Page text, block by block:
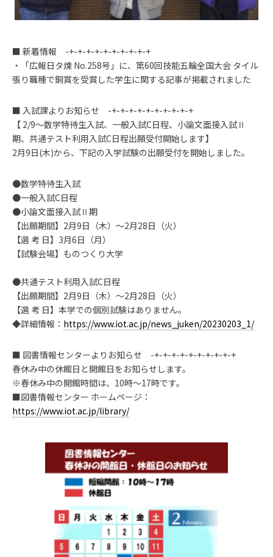
■ 新着情報 -+-+-+-+-+-+-+-+-+-+
・「広報日タ煉 No.258号」に、第60回技能五輪全国大会 タイル
張り職種で銅賞を受賞した学生に関する記事が掲載されました
■ 入試課よりお知らせ -+-+-+-+-+-+-+-+-+-+
【 2/9～数学特待生入試、一般入試C日程、小論文面接入試Ⅱ
期、共通テスト利用入試C日程出願受付開始します】
2月9日(木)から、下記の入学試験の出願受付を開始しました。
●数学特待生入試
●一般入試C日程
●小論文面接入試Ⅱ期
【出願期間】2月9日（木）～2月28日（火）
【選 考 日】3月6日（月）
【試験会場】ものつくり大学
●共通テスト利用入試C日程
【出願期間】2月9日（木）～2月28日（火）
【選 考 日】本学での個別試験はありません。
◆詳細情報： https://www.iot.ac.jp/news_juken/20230203_1/
■ 図書情報センターよりお知らせ -+-+-+-+-+-+-+-+-+-+
春休み中の休館日と開館日をお知らせします。
※春休み中の開館時間は、10時〜17時です。
■図書情報センター ホームページ：
https://www.iot.ac.jp/library/